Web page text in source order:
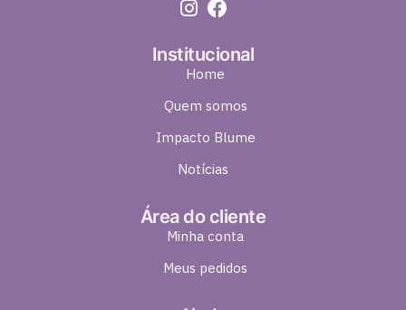
Institucional
Home
Quem somos
Impacto Blume
Notícias
Área do cliente
Minha conta
Meus pedidos